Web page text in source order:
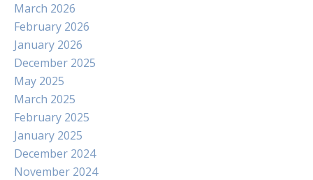
March 2026
February 2026
January 2026
December 2025
May 2025
March 2025
February 2025
January 2025
December 2024
November 2024